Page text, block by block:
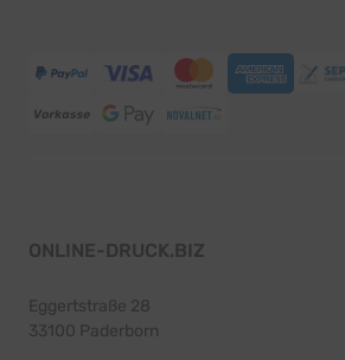
ONLINE-DRUCK.BIZ
Eggertstraße 28
33100 Paderborn